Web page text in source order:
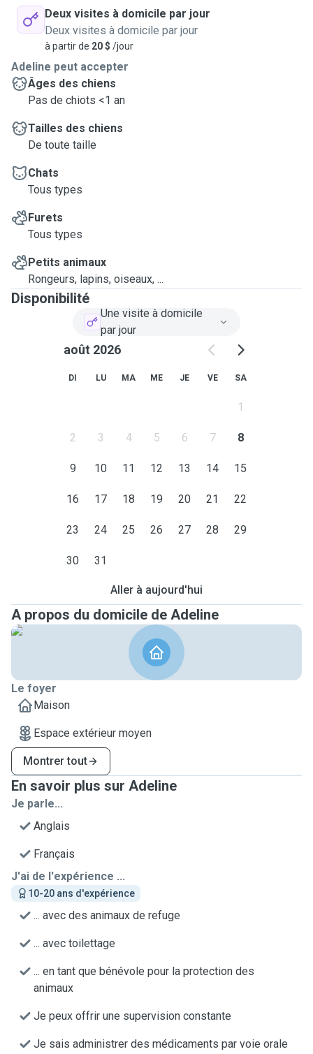
Deux visites à domicile par jour
Deux visites à domicile par jour
à partir de 20 $ /jour
Adeline peut accepter
Âges des chiens
Pas de chiots <1 an
Tailles des chiens
De toute taille
Chats
Tous types
Furets
Tous types
Petits animaux
Rongeurs, lapins, oiseaux, ...
Disponibilité
Une visite à domicile
par jour
août 2026
DI LU MA ME JE VE SA
1
2 3 4 5 6 7 8
9 10 11 12 13 14 15
16 17 18 19 20 21 22
23 24 25 26 27 28 29
30 31
Aller à aujourd'hui
A propos du domicile de Adeline
Le foyer
Maison
Espace extérieur moyen
Montrer tout
En savoir plus sur Adeline
Je parle...
Anglais
Français
J'ai de l'expérience ...
10-20 ans d'expérience
... avec des animaux de refuge
... avec toilettage
... en tant que bénévole pour la protection des
animaux
Je peux offrir une supervision constante
Je sais administrer des médicaments par voie orale